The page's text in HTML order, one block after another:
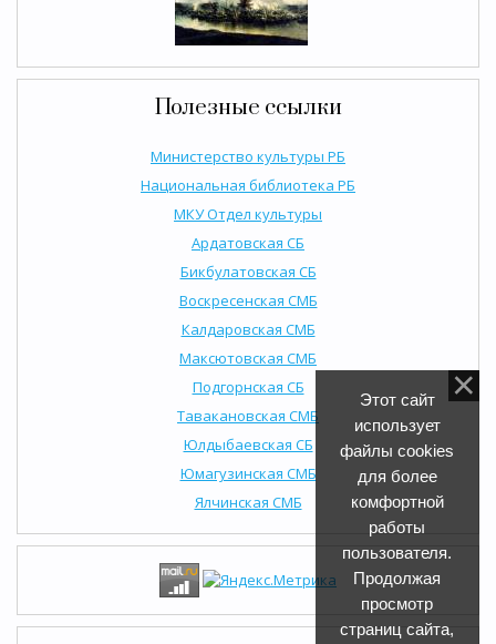
Полезные ссылки
Министерство культуры РБ
Национальная библиотека РБ
МКУ Отдел культуры
Ардатовская СБ
Бикбулатовская СБ
Воскресенская СМБ
Калдаровская СМБ
Максютовская СМБ
Подгорнская СБ
Тавакановская СМБ
Юлдыбаевская СБ
Юмагузинская СМБ
Ялчинская СМБ
Этот сайт
использует
файлы cookies
для более
комфортной
работы
пользователя.
Продолжая
просмотр
страниц сайта,